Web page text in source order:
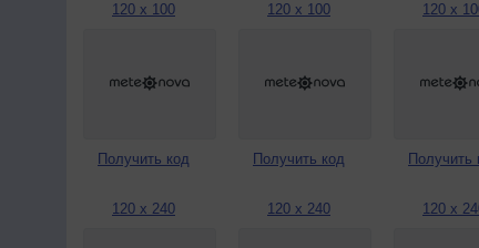
120 x 100
Получить код
120 x 100
Получить код
120 x
Получить
120 x 240 120 x 240 120 x